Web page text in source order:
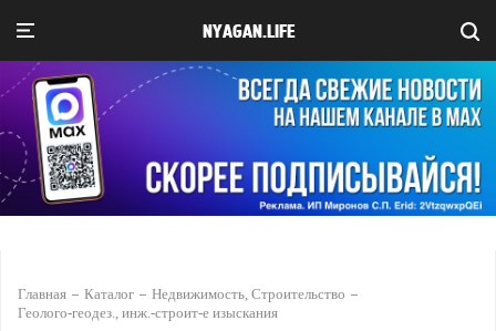
NYAGAN.LIFE
Главная Каталог
Недвижимость, Строительство
Геолого-геодез., инж.-строит-e изыскания